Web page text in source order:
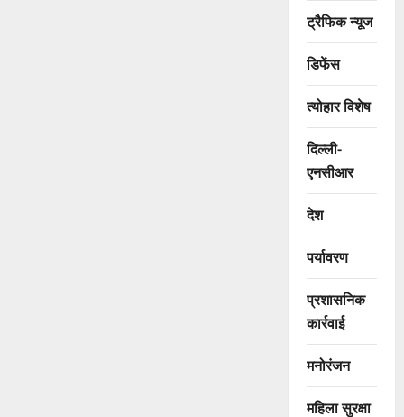
ट्रैफिक न्यूज
डिफेंस
त्योहार विशेष
दिल्ली-
एनसीआर
देश
पर्यावरण
प्रशासनिक
कार्रवाई
मनोरंजन
महिला सुरक्षा